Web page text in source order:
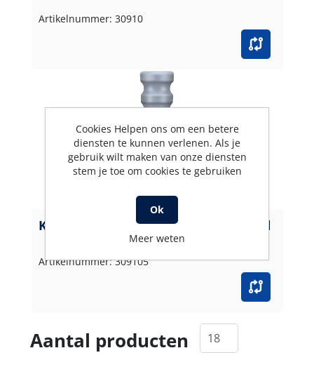
Artikelnummer: 30910
Knikbeschermer NW 10 grijs golvend
Artikelnummer: 309105
Aantal producten
Cookies Helpen ons om een betere
diensten te kunnen verlenen. Als je
gebruik wilt maken van onze diensten
stem je toe om cookies te gebruiken
Ok
Meer weten